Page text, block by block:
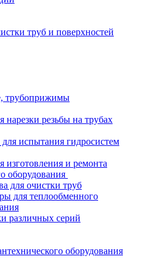
труб и поверхностей
трубоприжимы
нарезки резьбы на трубах
испытания гидросистем
изготовления и ремонта
оборудования
для очистки труб
для теплообменного
различных серий
оборудования